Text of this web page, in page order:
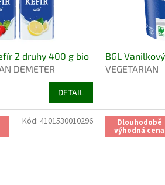
2 druhy 400 g bio
DEMETER
DETAIL
BGL
VEGETARIAN
Kód: 4101530010296 Dlouhodobě
výhodná cena